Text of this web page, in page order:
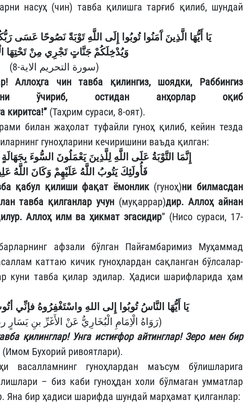
насуҳ (чин) тавба қилишга тарғиб қилиб, шундай
يَا أَيُّهَا الَّذِينَ آَمَنُوا تُوبُوا إِلَى اللَّهِ تَوْبَةً نَصُوحًا عَسَى
وَيُدْخِلَكُمْ جَنَّاتٍ تَجْرِي مِنْ تَحْتِهَا
(سورة التحريم الاية-8)
Аллоҳга чин тавба қилингиз, шоядки, Раббингиз
ўчириб, остидан анҳорлар оқиб
киритса!” (Таҳрим сураси, 8-оят).
билан жаҳолат туфайли гуноҳ қилиб, кейин тезда
гуноҳларини кечиришини ваъда қилган:
إِنَّمَا التَّوْبَةُ عَلَى اللَّهِ لِلَّذِينَ يَعْمَلُونَ السُّوءَ
فَأُولَئِكَ يَتُوبُ اللَّهُ عَلَيْهِمْ وَكَانَ اللَّهُ
қабул қилиши фақат ёмонлик (гуноҳ)ни билмасдан
тавба қилганлар учун (муқаррар)дир. Аллоҳ айнан
Аллоҳ илм ва ҳикмат эгасидир” (Нисо сураси, 17-
афзали бўлган Пайғамбаримиз Муҳаммад
каттаю кичик гуноҳлардан сақланган бўлсалар-
куни тавба қилар эдилар. Ҳадиси шарифларида ҳам
يَا أَيُّهَا النَّاسُ تُوبُوا إِلى اللهِ واسْتَغْفِرُوهُ فإنِّي
(رَوَاهُ الْاِمَامِ الْبُخَارِيُّ عَنْ الأَغَرِّ بنِ يَسَارٍ رضي الله عنه)
қилинглар! Унга истиғфор айтинглар! Зеро мен бир
(Имом Бухорий ривоятлари).
васалламнинг гуноҳлардан маъсум бўлишларига
– биз каби гуноҳдан холи бўлмаган умматлар
Яна бир ҳадиси шарифда шундай марҳамат қилганлар: